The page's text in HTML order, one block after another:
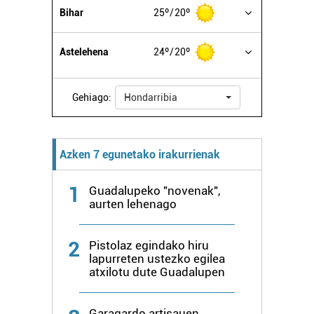
datuen atalean. Edozein unetan alda edo ken dezakezu
zure baimena Cookieen adierazpenean.
Webgune honek cookie propioak eta hirugarrenen cookie-
fitxategiak erabiltzen ditu. Zure esperientzia eta
zerbitzuak hobetzeko asmoz, cookie teknologiaz
baliatzen gara. Ohar hau onartuz gero, teknologia hori
Bihar 25º 20º
Astelehena 24º 20º
Gehiago: Hondarribia
Azken 7 egunetako irakurrienak
1
Guadalupeko "novenak",
aurten lehenago
2
Pistolaz egindako hiru
lapurreten ustezko egilea
atxilotu dute Guadalupen